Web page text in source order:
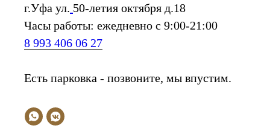
г.Уфа ул. 50-летия октября д.18
Часы работы: ежедневно с 9:00-21:00
8 993 406 06 27
Есть парковка - позвоните, мы впустим.